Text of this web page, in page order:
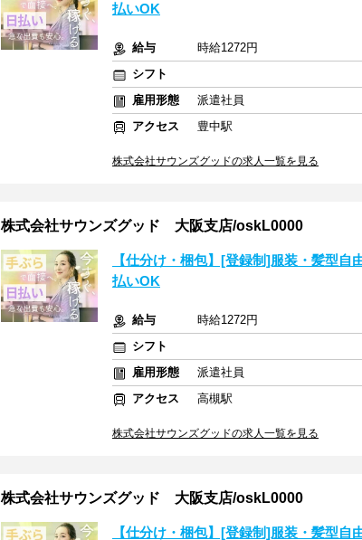
払いOK
給与
時給1272円
シフト
雇用形態
派遣社員
アクセス
豊中駅
株式会社サウンズグッドの求人一覧を見る
株式会社サウンズグッド 大阪支店/oskL0000
【仕分け・梱包】[登録制]服装・髪型
払いOK
給与
時給1272円
シフト
雇用形態
派遣社員
アクセス
高槻駅
株式会社サウンズグッドの求人一覧を見る
株式会社サウンズグッド 大阪支店/oskL0000
【仕分け・梱包】[登録制]服装・髪型